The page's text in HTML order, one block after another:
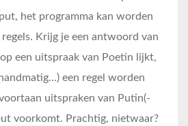
het programma kan worden
Krijg je een antwoord van
een uitspraak van Poetin lijkt,
een regel worden
uitspraken van Putin(-
voorkomt. Prachtig, nietwaar?